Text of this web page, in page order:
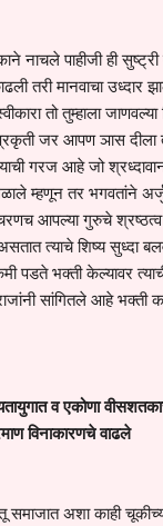
नाचले पाहीजी ही
मानवाचा उध्दार
तो तुम्हाला जाणवल्या
जर आपण ञास दीला
गरज आहे जो
म्हणून तर भगवतांने
आपल्या गुरुचे
त्याचे शिष्य सुध्दा
पडते भक्ती केल्यावर
सांगितले आहे भक्ती
व एकोणा
विनाकारणचे वाढले
अशा काही